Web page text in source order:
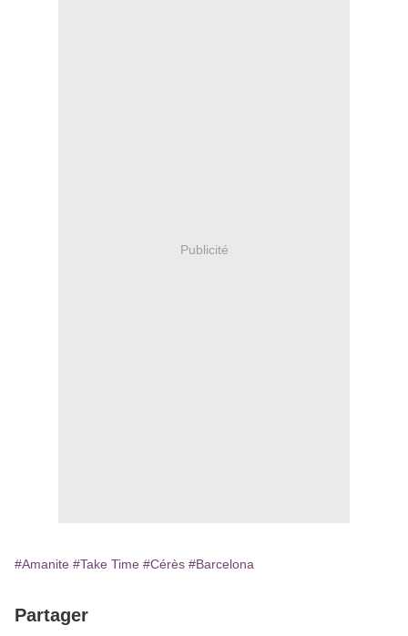
Publicité
#Amanite #Take Time #Cérès #Barcelona
Partager